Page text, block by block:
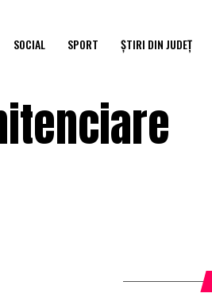
SOCIAL SPORT ȘTIRI DIN JUDEȚ